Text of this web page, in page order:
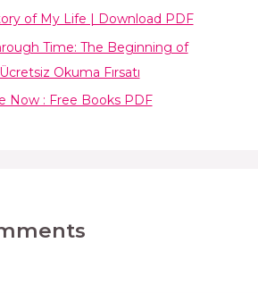
of My Life | Download PDF
Time: The Beginning of
Okuma Fırsatı
Now : Free Books PDF